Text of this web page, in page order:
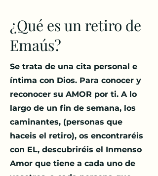
¿Qué es un retiro de
Emaús?
Se trata de una cita personal e
íntima con Dios. Para conocer y
reconocer su AMOR por ti. A lo
largo de un fin de semana, los
caminantes, (personas que
haceis el retiro), os encontraréis
con EL, descubriréis el Inmenso
Amor que tiene a cada uno de